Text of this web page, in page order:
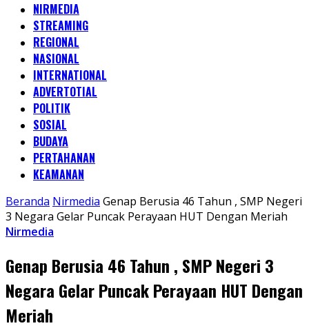
NIRMEDIA
STREAMING
REGIONAL
NASIONAL
INTERNATIONAL
ADVERTOTIAL
POLITIK
SOSIAL
BUDAYA
PERTAHANAN
KEAMANAN
Beranda Nirmedia Genap Berusia 46 Tahun , SMP Negeri
3 Negara Gelar Puncak Perayaan HUT Dengan Meriah
Nirmedia
Genap Berusia 46 Tahun , SMP Negeri 3
Negara Gelar Puncak Perayaan HUT Dengan
Meriah